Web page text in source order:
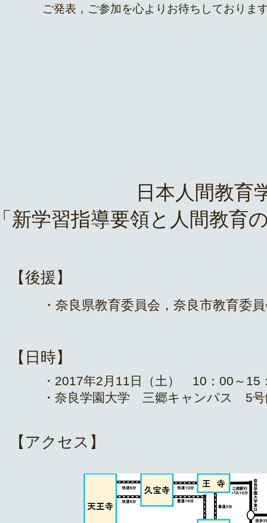
ご発表，ご参加を心よりお待ちしておりま
日本人間教
新学習指導要領と人間教育
【後援】
・奈良県教育委員会，奈良市教育委
【日時】
・2017年2月11日（土） 10：00～15
・奈良学園大学 三郷キャンパス 5号
【アクセス】